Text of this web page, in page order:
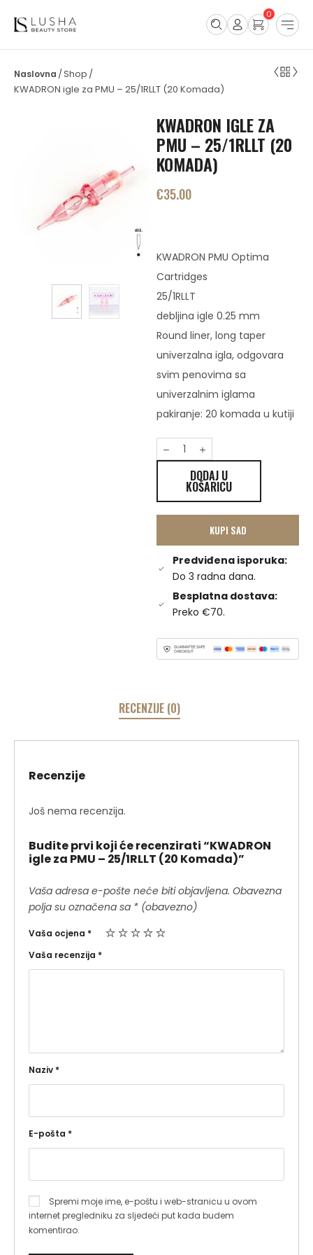
0
/Shop /
KWADRON igle za PMU – 25/1RLLT (20 Komada)
KWADRON IGLE ZA
PMU – 25/1RLLT (20
KOMADA)
€35.00
KWADRON PMU Optima
Cartridges
25/1RLLT
debljina igle 0.25 mm
Round liner, long taper
univerzalna igla, odgovara
svim penovima sa
univerzalnim iglama
pakiranje: 20 komada u kutiji
DODAJ U
KOŠARICU
KUPI SAD
Predviđena isporuka:
Do 3 radna dana.
Besplatna dostava:
Preko €70.
RECENZIJE (0)
Recenzije
Još nema recenzija.
Budite prvi koji će recenzirati “KWADRON
igle za PMU – 25/1RLLT (20 Komada)”
Vaša adresa e-pošte neće biti objavljena. Obavezna
polja su označena sa * (obavezno)
Vaša ocjena *
Vaša recenzija *
Naziv *
E-pošta *
Spremi moje ime, e-poštu i web-stranicu u ovom
internet pregledniku za sljedeći put kada budem
komentirao.